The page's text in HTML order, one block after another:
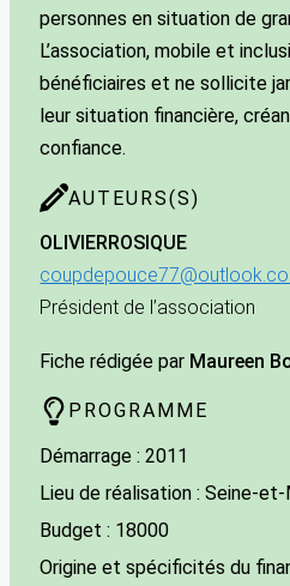
personnes en situation de
L’association, mobile et
bénéficiaires et ne sollicite
leur situation financière,
confiance.
AUTEURS(S)
OLIVIERROSIQUE
Président de l’association
Fiche rédigée par Maureen
PROGRAMME
Démarrage : 2011
Lieu de réalisation : Seine-et-
Budget : 18000
Origine et spécificités du